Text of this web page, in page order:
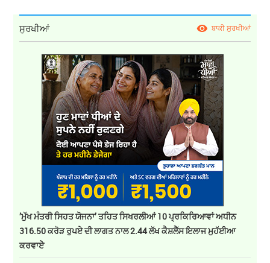
ਸੁਰਖੀਆਂ ਬਾਕੀ ਸੁਰਖੀਆਂ
’ਮੁੱਖ ਮੰਤਰੀ ਸਿਹਤ ਯੋਜਨਾ’ ਤਹਿਤ ਸਿਖਰਲੀਆਂ 10 ਪ੍ਰਕਿਰਿਆਵਾਂ ਅਧੀਨ
316.50 ਕਰੋੜ ਰੁਪਏ ਦੀ ਲਾਗਤ ਨਾਲ 2.44 ਲੱਖ ਕੈਸ਼ਲੈੱਸ ਇਲਾਜ ਮੁਹੱਈਆ
ਕਰਵਾਏੇ